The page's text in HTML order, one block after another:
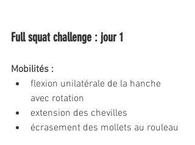
Full squat challenge : jour 1
Mobilités :
flexion unilatérale de la hanche
avec rotation
extension des chevilles
écrasement des mollets au rouleau